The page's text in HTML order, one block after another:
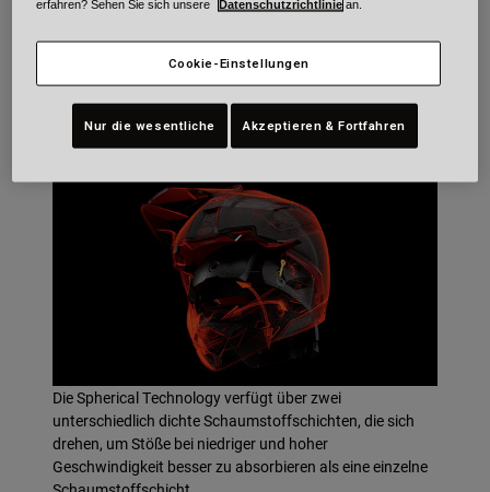
Die Spherical Technologie ermöglicht eine extreme
Rotationsenergie.
Die Spherical Technology verfügt über zwei
unterschiedlich dichte Schaumstoffschichten, die sich
drehen, um Stöße bei niedriger und hoher
Geschwindigkeit besser zu absorbieren als eine einzelne
erfahren? Sehen Sie sich unsere
Datenschutzrichtlinie an.
Cookie-Einstellungen
Nur die wesentliche Akzeptieren & Fortfahren